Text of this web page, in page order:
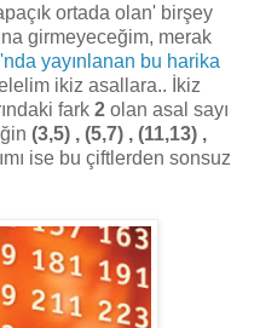
ortada olan' birşey
girmeyeceğim, merak
yayınlanan bu harika
ikiz asallara.. İkiz
fark 2 olan asal sayı
(3,5) , (5,7) , (11,13) ,
ise bu çiftlerden sonsuz